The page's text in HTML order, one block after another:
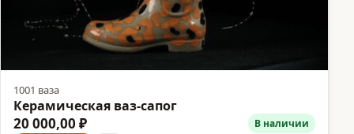
1001 ваза
Керамическая ваз-сапог
20 000,00 ₽ В наличии